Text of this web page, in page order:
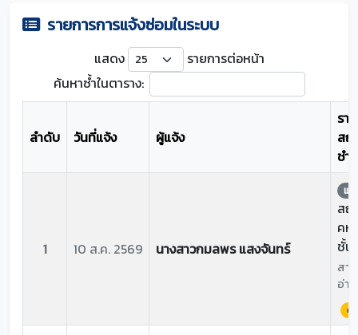
รายการการแจ้งซ่อมในระบบ
แสดง
รายการต่อหน้า
ค้นหาซ้ำในตาราง:
ลำดับ วันที่แจ้ง ผู้แจ้ง
รา
สถ
ชำ
1 10 ส.ค. 2569 นางสาวกมลพร แสงจันทร์
แจ้
สถ
คห
ชั้น
สา
อ่า
ด่